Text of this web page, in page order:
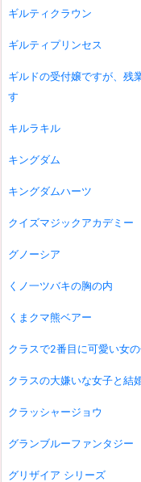
ギルティクラウン
ギルティプリンセス
ギルドの受付嬢ですが、残
す
キルラキル
キングダム
キングダムハーツ
クイズマジックアカデミー
グノーシア
くノ一ツバキの胸の内
くまクマ熊ベアー
クラスで2番目に可愛い女
クラスの大嫌いな女子と結
クラッシャージョウ
グランブルーファンタジー
グリザイア シリーズ